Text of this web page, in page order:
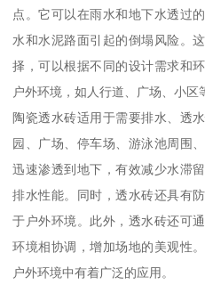
点。它可以在雨水和地下水透过
水和水泥路面引起的倒塌风险。
择，可以根据不同的设计需求和
户外环境，如人行道、广场、小区
陶瓷透水砖适用于需要排水、透
园、广场、停车场、游泳池周围
迅速渗透到地下，有效减少水滞
排水性能。同时，透水砖还具有
于户外环境。此外，透水砖还可
环境相协调，增加场地的美观性
户外环境中有着广泛的应用。